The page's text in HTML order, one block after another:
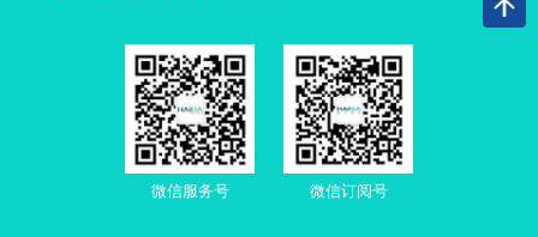
微信服务号 微信订阅号